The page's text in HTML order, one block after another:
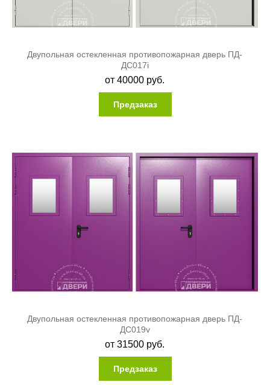
Двупольная остекленная противопожарная дверь ПД-
ДC017i
от40000 руб.
Предзаказ
Двупольная остекленная противопожарная дверь ПД-
ДC019v
от31500 руб.
Предзаказ